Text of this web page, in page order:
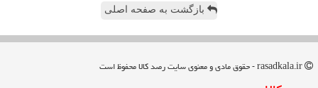
بازگشت به صفحه اصلی